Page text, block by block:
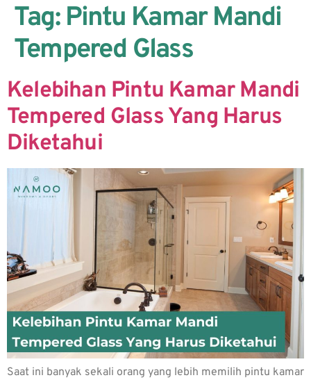
Tag: Pintu Kamar Mandi
Tempered Glass
Kelebihan Pintu Kamar Mandi
Tempered Glass Yang Harus
Diketahui
Saat ini banyak sekali orang yang lebih memilih pintu kamar